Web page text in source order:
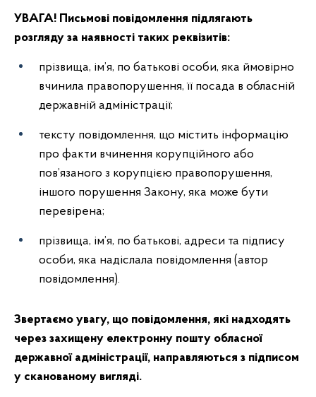
УВАГА! Письмові повідомлення підлягають
розгляду за наявності таких реквізитів:
прізвища, ім’я, по батькові особи, яка ймовірно
вчинила правопорушення, її посада в обласній
державній адміністрації;
тексту повідомлення, що містить інформацію
про факти вчинення корупційного або
пов’язаного з корупцією правопорушення,
іншого порушення Закону, яка може бути
перевірена;
прізвища, ім’я, по батькові, адреси та підпису
особи, яка надіслала повідомлення (автор
повідомлення).
Звертаємо увагу, що повідомлення, які надходять
через захищену електронну пошту обласної
державної адміністрації, направляються з підписом
у сканованому вигляді.